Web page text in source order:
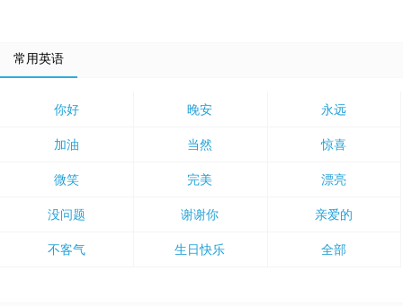
常用英语
你好 晚安 永远
加油 当然 惊喜
微笑 完美 漂亮
没问题 谢谢你 亲爱的
不客气 生日快乐 全部